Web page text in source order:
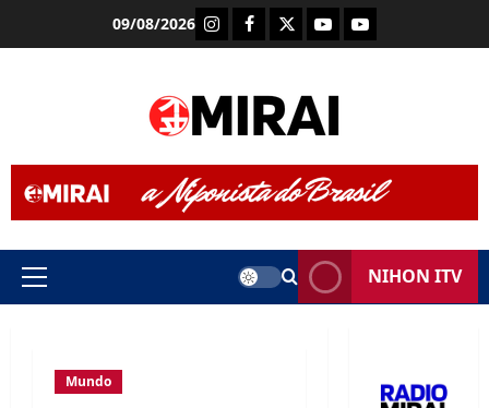
09/08/2026 InstagramFacebook
X Youtube (Rádio
Youtube (TV
Primary
NIHON ITV
Mundo